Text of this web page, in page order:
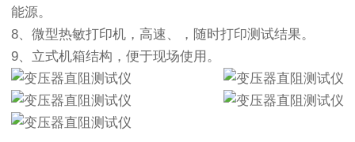
能源。
8、微型热敏打印机，高速、，随时打印测试结果。
9、立式机箱结构，便于现场使用。